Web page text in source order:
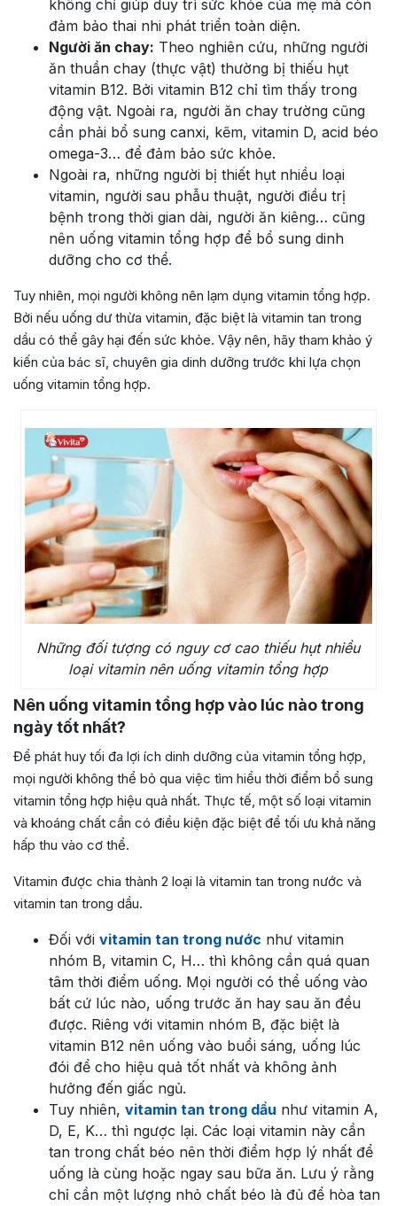
không chỉ giúp duy trì sức khỏe của mẹ mà còn
đảm bảo thai nhi phát triển toàn diện.
Người ăn chay: Theo nghiên cứu, những người
ăn thuần chay (thực vật) thường bị thiếu hụt
vitamin B12. Bởi vitamin B12 chỉ tìm thấy trong
động vật. Ngoài ra, người ăn chay trường cũng
cần phải bổ sung canxi, kẽm, vitamin D, acid béo
omega-3… để đảm bảo sức khỏe.
Ngoài ra, những người bị thiết hụt nhiều loại
vitamin, người sau phẫu thuật, người điều trị
bệnh trong thời gian dài, người ăn kiêng… cũng
nên uống vitamin tổng hợp để bổ sung dinh
dưỡng cho cơ thể.
Tuy nhiên, mọi người không nên lạm dụng vitamin tổng hợp.
Bởi nếu uống dư thừa vitamin, đặc biệt là vitamin tan trong
dầu có thể gây hại đến sức khỏe. Vậy nên, hãy tham khảo ý
kiến của bác sĩ, chuyên gia dinh dưỡng trước khi lựa chọn
uống vitamin tổng hợp.
Những đối tượng có nguy cơ cao thiếu hụt nhiều
loại vitamin nên uống vitamin tổng hợp
Nên uống vitamin tổng hợp vào lúc nào trong
ngày tốt nhất?
Để phát huy tối đa lợi ích dinh dưỡng của vitamin tổng hợp,
mọi người không thể bỏ qua việc tìm hiểu thời điểm bổ sung
vitamin tổng hợp hiệu quả nhất. Thực tế, một số loại vitamin
và khoáng chất cần có điều kiện đặc biệt để tối ưu khả năng
hấp thu vào cơ thể.
Vitamin được chia thành 2 loại là vitamin tan trong nước và
vitamin tan trong dầu.
Đối với vitamin tan trong nước như vitamin
nhóm B, vitamin C, H… thì không cần quá quan
tâm thời điểm uống. Mọi người có thể uống vào
bất cứ lúc nào, uống trước ăn hay sau ăn đều
được. Riêng với vitamin nhóm B, đặc biệt là
vitamin B12 nên uống vào buổi sáng, uống lúc
đói để cho hiệu quả tốt nhất và không ảnh
hưởng đến giấc ngủ.
Tuy nhiên, vitamin tan trong dầu như vitamin A,
D, E, K… thì ngược lại. Các loại vitamin này cần
tan trong chất béo nên thời điểm hợp lý nhất để
uống là cùng hoặc ngay sau bữa ăn. Lưu ý rằng
chỉ cần một lượng nhỏ chất béo là đủ để hòa tan